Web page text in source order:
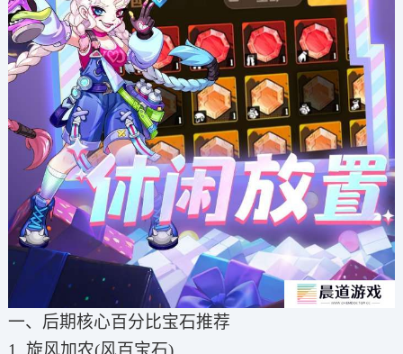
一、后期核心百分比宝石推荐
1. 旋风加农(风百宝石)